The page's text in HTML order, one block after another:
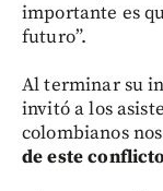
importante es
futuro”.
Al terminar su
invitó a los
colombianos
de este conflicto